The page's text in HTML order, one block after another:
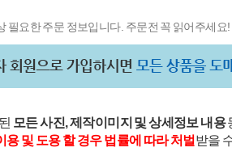
필요한 주문 정보입니다. 주문전 꼭 읽어주세요!
모든 사진, 제작이미지 및 상세정보 내용
및 도용 할 경우 법률에 따라 처벌 받을